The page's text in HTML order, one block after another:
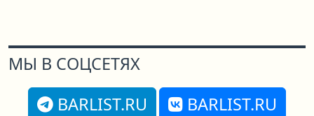
МЫ В СОЦСЕТЯХ
BARLIST.RU
BARLIST.RU